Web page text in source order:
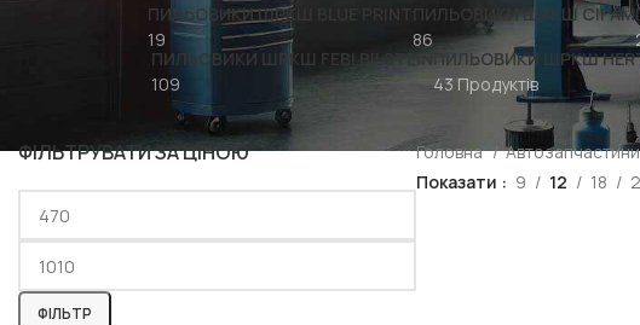
ПИЛЬОВИКИ ШРКШ BLUE PRINT
19
ПИЛЬОВИКИ ШРКШ CIFAM
86
ПИЛЬОВИКИ ШРКШ FEBI BILSTEIN
109
ПИЛЬОВИКИ ШРКШ
43 Продуктів
ФІЛЬТРУВАТИ ЗА ЦІНОЮ
ФІЛЬТР
Головна
Показати
9 12 18